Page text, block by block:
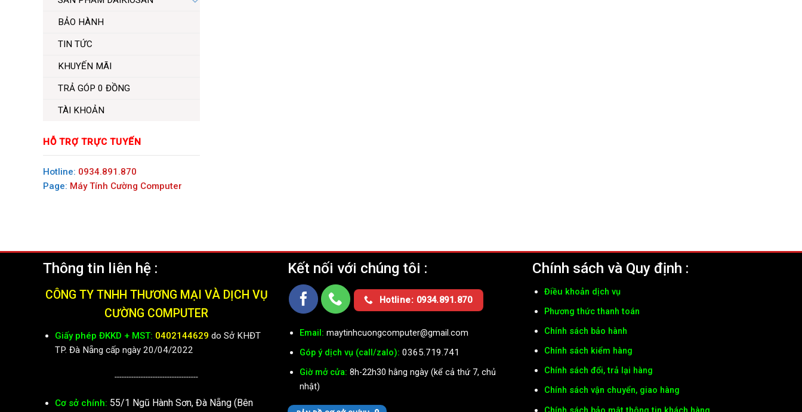
BẢO HÀNH
TIN TỨC
KHUYẾN MÃI
TRẢ GÓP 0 ĐỒNG
TÀI KHOẢN
HỖ TRỢ TRỰC TUYẾN
Hotline: 0934.891.870
Page: Máy Tính Cường Computer
Thông tin liên hệ :
CÔNG TY TNHH THƯƠNG MẠI VÀ DỊCH VỤ
CƯỜNG COMPUTER
Giấy phép ĐKKD + MST: 0402144629 do Sở KHĐT
TP. Đà Nẵng cấp ngày 20/04/2022
-----------------------------------
Cơ sở chính: 55/1 Ngũ Hành Sơn, Đà Nẵng (Bên
Kết nối với chúng tôi :
Hotline: 0934.891.870
Email: maytinhcuongcomputer@gmail.com
Góp ý dịch vụ (call/zalo): 0365.719.741
Giờ mở cửa: 8h-22h30 hằng ngày (kể cả thứ 7, chủ
nhật)
Chính sách và Quy định :
Điều khoản dịch vụ
Phương thức thanh toán
Chính sách bảo hành
Chính sách kiểm hàng
Chính sách đổi, trả lại hàng
Chính sách vận chuyển, giao hàng